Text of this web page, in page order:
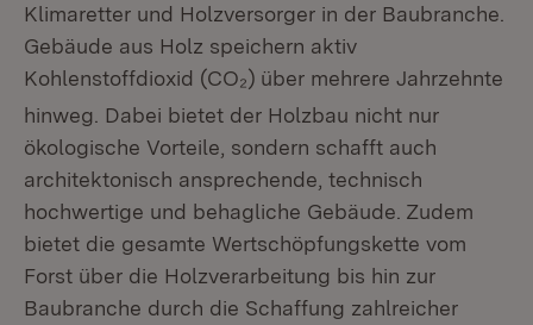
Klimaretter und Holzversorger in der Baubranche.
Gebäude aus Holz speichern aktiv
Kohlenstoffdioxid (CO₂) über mehrere Jahrzehnte
hinweg. Dabei bietet der Holzbau nicht nur
ökologische Vorteile, sondern schafft auch
architektonisch ansprechende, technisch
hochwertige und behagliche Gebäude. Zudem
bietet die gesamte Wertschöpfungskette vom
Forst über die Holzverarbeitung bis hin zur
Baubranche durch die Schaffung zahlreicher